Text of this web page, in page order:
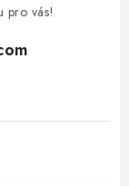
pro vás!